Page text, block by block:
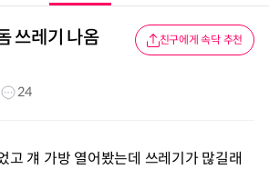
쓰레기 나옴 친구에게 속닥 추천
24
고 걔 가방 열어봤는데 쓰레기가 많길래